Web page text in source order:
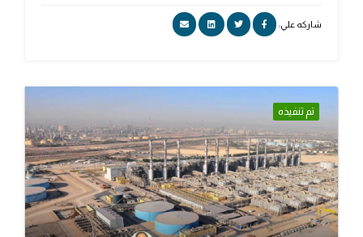
شاركه علي:
تم تنفيذه